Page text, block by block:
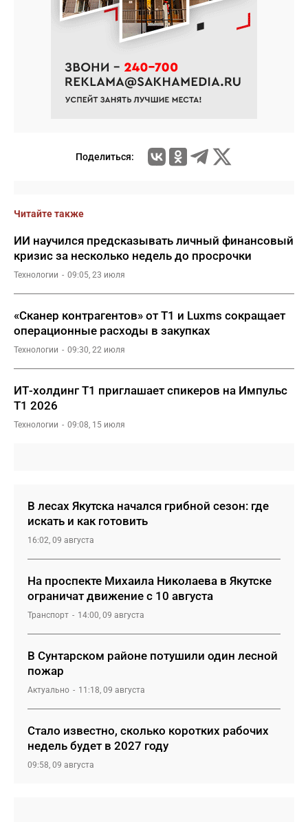
Поделиться:
Читайте также
ИИ научился предсказывать личный финансовый
кризис за несколько недель до просрочки
Технологии 09:05, 23 июля
«Сканер контрагентов» от Т1 и Luxms сокращает
операционные расходы в закупках
Технологии 09:30, 22 июля
ИТ-холдинг Т1 приглашает спикеров на Импульс
Т1 2026
Технологии 09:08, 15 июля
В лесах Якутска начался грибной сезон: где
искать и как готовить
16:02, 09 августа
На проспекте Михаила Николаева в Якутске
ограничат движение с 10 августа
Транспорт 14:00, 09 августа
В Сунтарском районе потушили один лесной
пожар
Актуально 11:18, 09 августа
Стало известно, сколько коротких рабочих
недель будет в 2027 году
09:58, 09 августа